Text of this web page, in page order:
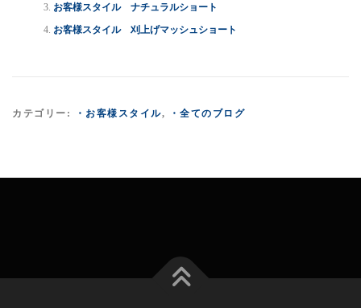
お客様スタイル ナチュラルショート
お客様スタイル 刈上げマッシュショート
カテゴリー: ・お客様スタイル, ・全てのブログ